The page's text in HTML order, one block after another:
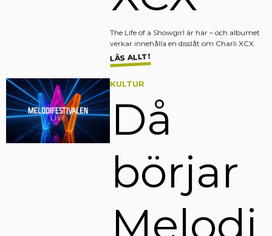
The Life of a Showgirl är här – och albumet
verkar innehålla en disslåt om Charli XCX.
LÄS ALLT!
KULTUR
Då
börjar
Melodi